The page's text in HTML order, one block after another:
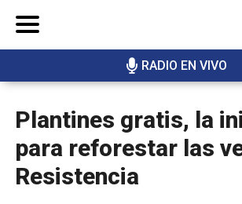
RADIO EN VIVO
Plantines gratis, la
para reforestar las
Resistencia